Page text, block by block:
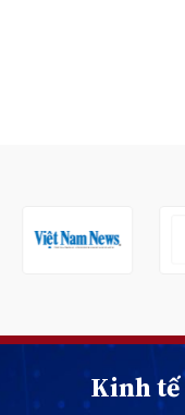
Kinh tế